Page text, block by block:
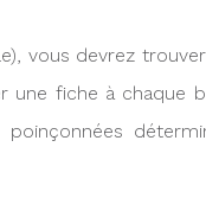
vous devrez
une fiche à chaque